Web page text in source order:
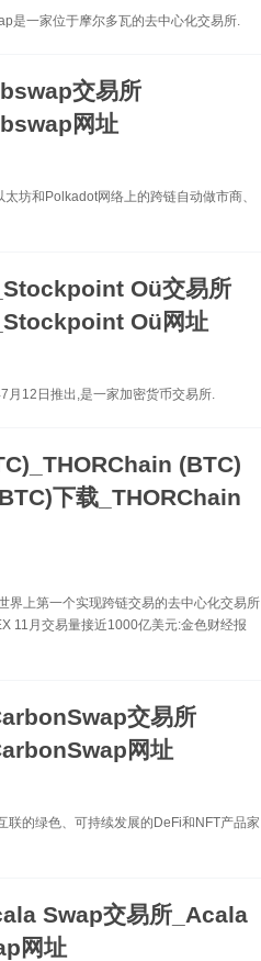
是一家位于摩尔多瓦的去中心化交易所.
交易所
网址
坊和Polkadot网络上的跨链自动做市商、
Oü交易所
Oü网址
月12日推出,是一家加密货币交易所.
(BTC)
下载_THORChain
界上第一个实现跨链交易的去中心化交易所
11月交易量接近1000亿美元:金色财经报
交易所
网址
的绿色、可持续发展的DeFi和NFT产品家
Swap交易所_Acala
网址